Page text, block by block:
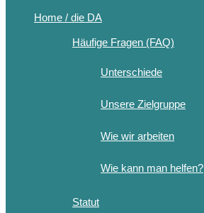
Home / die DA
Häufige Fragen (FAQ)
Unterschiede
Unsere Zielgruppe
Wie wir arbeiten
Wie kann man helfen?
Statut